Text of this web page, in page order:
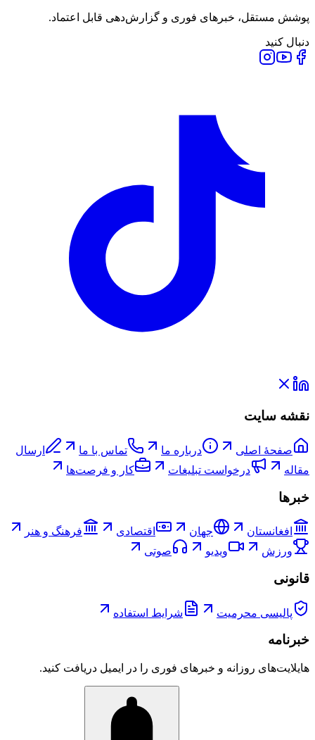
پوشش مستقل، خبرهای فوری و گزارش‌دهی قابل اعتماد.
دنبال کنید
نقشه سایت
صفحۀ اصلی درباره ما تماس با ما
ارسال
مقاله
درخواست تبلیغات کار و فرصت‌ها
خبرها
افغانستان جهان اقتصادی
فرهنگ و هنر
ورزش
ویدیو صوتی
قانونی
پالیسی محرمیت شرایط استفاده
خبرنامه
هایلایت‌های روزانه و خبرهای فوری را در ایمیل دریافت کنید.